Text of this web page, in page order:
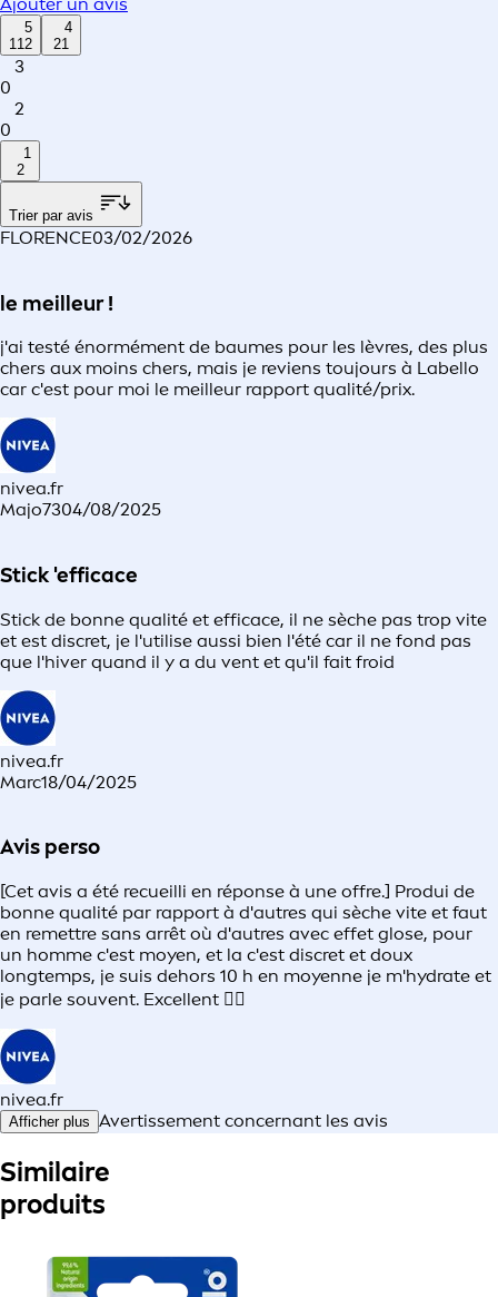
5
112
4
21
3
0
2
0
1
2
Trier par avis
FLORENCE03/02/2026
le meilleur !
j'ai testé énormément de baumes pour les lèvres, des plus
chers aux moins chers, mais je reviens toujours à Labello
car c'est pour moi le meilleur rapport qualité/prix.
nivea.fr
Majo7304/08/2025
Stick 'efficace
Stick de bonne qualité et efficace, il ne sèche pas trop vite
et est discret, je l'utilise aussi bien l'été car il ne fond pas
que l'hiver quand il y a du vent et qu'il fait froid
nivea.fr
Marc18/04/2025
Avis perso
[Cet avis a été recueilli en réponse à une offre.] Produi de
bonne qualité par rapport à d'autres qui sèche vite et faut
en remettre sans arrêt où d'autres avec effet glose, pour
un homme c'est moyen, et la c'est discret et doux
longtemps, je suis dehors 10 h en moyenne je m'hydrate et
je parle souvent. Excellent 👌🏼
nivea.fr
Afficher plus Avertissement concernant les avis
Similaire
produits